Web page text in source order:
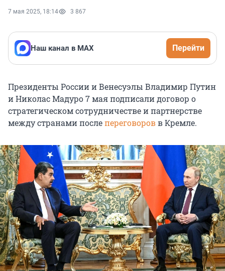
7 мая 2025, 18:14 3 867
Наш канал в МАХ Перейти
Президенты России и Венесуэлы Владимир Путин
и Николас Мадуро 7 мая подписали договор о
стратегическом сотрудничестве и партнерстве
между странами послепереговоровв Кремле.